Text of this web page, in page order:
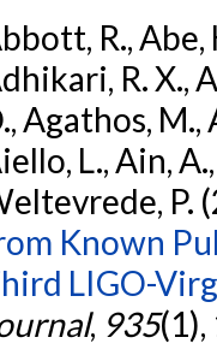
R., Abe,
R. X.,
Agathos, M.,
L., Ain,
P.
Known
LIGO-
, 935(1),